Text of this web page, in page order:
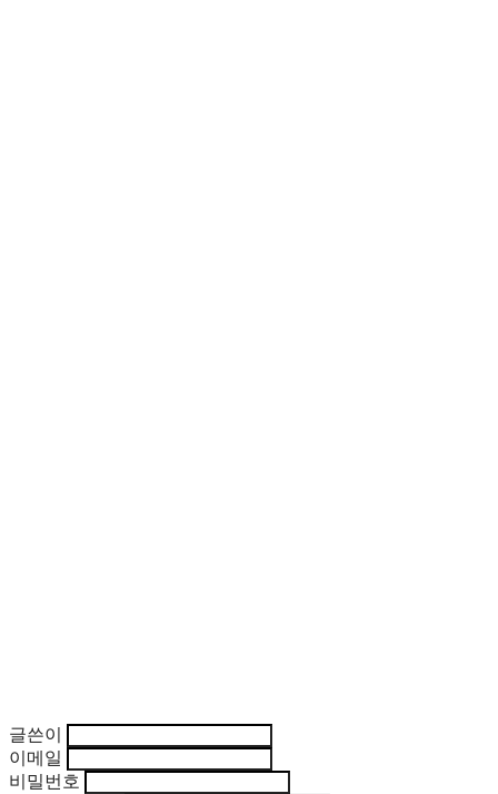
글쓴이
이메일
비밀번호